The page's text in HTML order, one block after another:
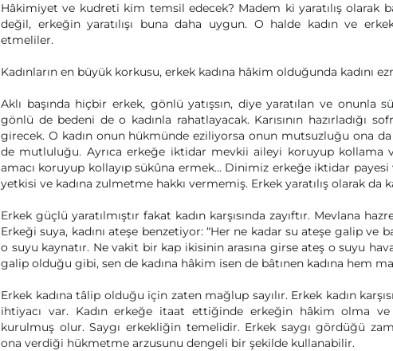
Hâkimiyet ve kudreti kim temsil edecek? Madem ki yaratılış olarak
değil, erkeğin yaratılışı buna daha uygun. O halde kadın ve
etmeliler.
Kadınların en büyük korkusu, erkek kadına hâkim olduğunda kadını
Aklı başında hiçbir erkek, gönlü yatışsın, diye yaratılan ve onunla
gönlü de bedeni de o kadınla rahatlayacak. Karısının hazırladığı
girecek. O kadın onun hükmünde eziliyorsa onun mutsuzluğu ona
de mutluluğu. Ayrıca erkeğe iktidar mevkii aileyi koruyup kollama
amacı koruyup kollayıp sükûna ermek... Dinimiz erkeğe iktidar
yetkisi ve kadına zulmetme hakkı vermemiş. Erkek yaratılış olarak da
Erkek güçlü yaratılmıştır fakat kadın karşısında zayıftır. Mevlana
Erkeği suya, kadını ateşe benzetiyor: “Her ne kadar su ateşe galip ve
o suyu kaynatır. Ne vakit bir kap ikisinin arasına girse ateş o suyu
galip olduğu gibi, sen de kadına hâkim isen de bâtınen kadına hem
Erkek kadına tâlip olduğu için zaten mağlup sayılır. Erkek kadın
ihtiyacı var. Kadın erkeğe itaat ettiğinde erkeğin hâkim olma
kurulmuş olur. Saygı erkekliğin temelidir. Erkek saygı gördüğü
ona verdiği hükmetme arzusunu dengeli bir şekilde kullanabilir.